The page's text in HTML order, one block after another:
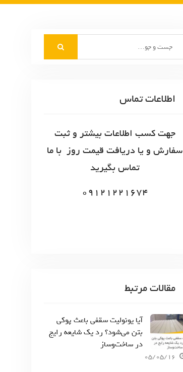
اطلاعات تماس
جهت کسب اطلاعات بیشتر و ثبت
سفارش و یا دریافت قیمت روز با ما
تماس بگیرید
09121221674
مقالات مرتبط
آیا یونولیت سقفی باعث پوکی
بتن می‌شود؟ رد یک شایعه رایج
در ساخت‌وساز
05/05/16